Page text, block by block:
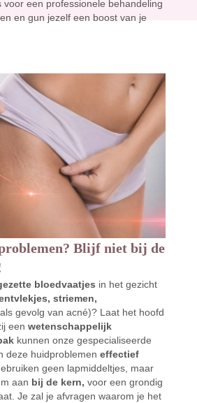
voor een professionele behandeling
en gun jezelf een boost van je
Blijf niet bij de
bloedvaatjes in het gezicht
striemen,
gevolg van acné)? Laat het hoofd
een wetenschappelijk
kunnen onze gespecialiseerde
deze huidproblemen effectief
geen lapmiddeltjes, maar
aan bij de kern, voor een grondig
Je zal je afvragen waarom je het